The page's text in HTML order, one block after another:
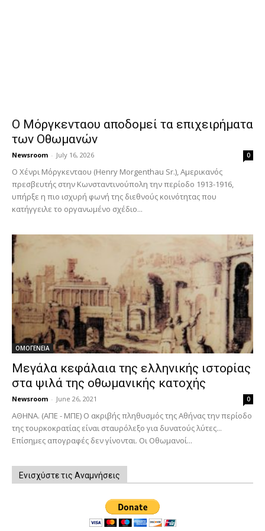
Ο Μόργκενταου αποδομεί τα επιχειρήματα
των Οθωμανών
Newsroom - July 16, 2026 0
Ο Χένρι Μόργκενταου (Henry Morgenthau Sr.), Αμερικανός
πρεσβευτής στην Κωνσταντινούπολη την περίοδο 1913-1916,
υπήρξε η πιο ισχυρή φωνή της διεθνούς κοινότητας που
κατήγγειλε το οργανωμένο σχέδιο...
ΟΜΟΓΕΝΕΙΑ
Μεγάλα κεφάλαια της ελληνικής ιστορίας
στα ψιλά της οθωμανικής κατοχής
Newsroom - June 26, 2021 0
ΑΘΗΝΑ. (ΑΠΕ - ΜΠΕ) Ο ακριβής πληθυσμός της Αθήνας την περίοδο
της τουρκοκρατίας είναι σταυρόλεξο για δυνατούς λύτες...
Επίσημες απογραφές δεν γίνονται. Οι Οθωμανοί...
Ενισχύστε τις Αναμνήσεις